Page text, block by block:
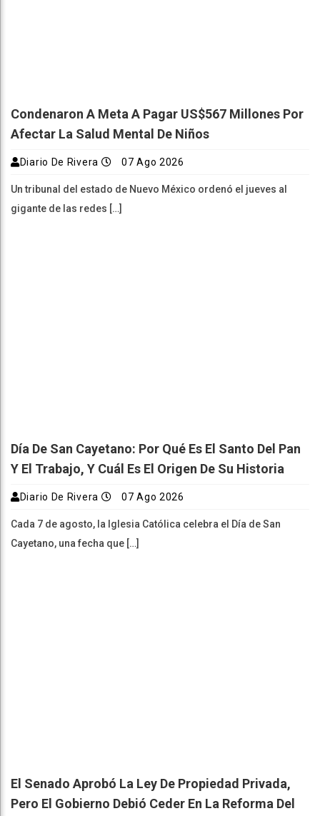
Condenaron A Meta A Pagar US$567 Millones Por
Afectar La Salud Mental De Niños
Diario De Rivera 07 Ago 2026
Un tribunal del estado de Nuevo México ordenó el jueves al
gigante de las redes […]
Día De San Cayetano: Por Qué Es El Santo Del Pan
Y El Trabajo, Y Cuál Es El Origen De Su Historia
Diario De Rivera 07 Ago 2026
Cada 7 de agosto, la Iglesia Católica celebra el Día de San
Cayetano, una fecha que […]
El Senado Aprobó La Ley De Propiedad Privada,
Pero El Gobierno Debió Ceder En La Reforma Del